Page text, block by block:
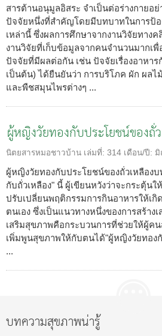
สารต้านอนุมูลอิสระ จำเป็นต่อร่างกายอย่
ปัจจัยหนึ่งที่สำคัญโดยมีบทบาทในการป้อ
เหล่านี้ ซึ่งผลการศึกษาจากงานวิจัยทาง
งานวิจัยที่เก็บข้อมูลจากคนจำนวนมากเ
ปัจจัยที่มีผลต่อกัน เช่น ปัจจัยเรื่องอาหาร
เป็นต้น) ได้ยืนยันว่า การบริโภค ผัก ผล
และพืชสมุนไพรต่างๆ ...
ผู้หญิงวัยทองกับประโยชน์ของถั่
นิตยสารหมอชาวบ้าน เล่มที่: 314 เดือน/ปี: มิ
ผู้หญิงวัยทองกับประโยชน์ของถั่วเหลือง
กับถั่วเหลือง" นี้ ผู้เขียนหวังว่าจะกระตุ้น
ปรับเปลี่ยนพฤติกรรมการกินอาหารให้เ
ตนเอง ซึ่งเป็นแนวทางหนึ่งของการสร้าง
เสริมสุขภาพคือกระบวนการที่ช่วยให้ผู้ค
เพิ่มพูนสุขภาพให้กับตนได้"ผู้หญิงวัยทอง
...
บทความสุขภาพน่ารู้